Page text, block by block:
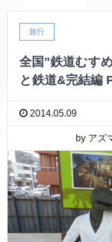
旅行
全国”鉄道むす
と鉄道&完結編
2014.05.09
by アズ